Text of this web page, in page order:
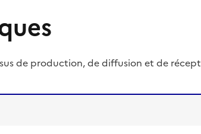
de production, de diffusion et de